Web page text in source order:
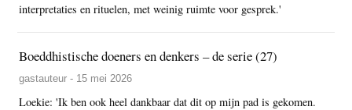
interpretaties en rituelen, met weinig ruimte voor gesprek.'
Boeddhistische doeners en denkers – de serie (27)
gastauteur - 15 mei 2026
Loekie: 'Ik ben ook heel dankbaar dat dit op mijn pad is gekomen.